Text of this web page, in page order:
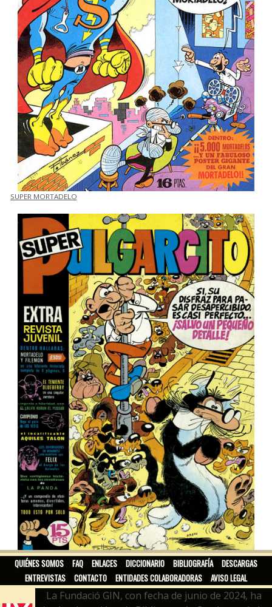
SUPER MORTADELO
SÚPER PULGARCITO (2A ÉPOCA)
QUIÉNES SOMOS FAQ ENLACES DICCIONARIO BIBLIOGRAFÍA
DESCARGAS
ENTREVISTAS
CONTACTO ENTIDADES COLABORADORAS AVISO LEGAL
La Fundació GIN, con fecha de junio de 2024, ha